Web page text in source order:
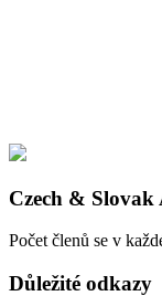
Czech &
Počet členů se v
Důležité odkazy